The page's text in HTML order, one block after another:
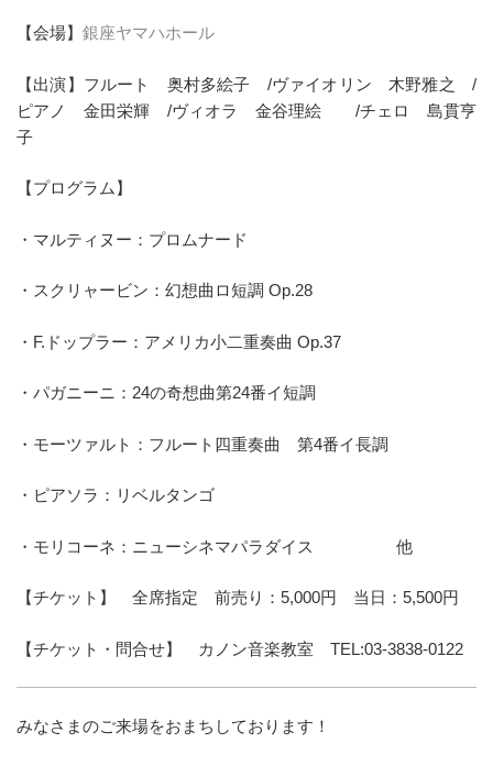
【会場】 銀座ヤマハホール
【出演】フルート 奥村多絵子 /ヴァイオリン 木野雅之 /
ピアノ 金田栄輝 /ヴィオラ 金谷理絵 /チェロ 島貫亨
子
【プログラム】
・マルティヌー：プロムナード
・スクリャービン：幻想曲ロ短調 Op.28
・F.ドップラー：アメリカ小二重奏曲 Op.37
・パガニーニ：24の奇想曲第24番イ短調
・モーツァルト：フルート四重奏曲 第4番イ長調
・ピアソラ：リベルタンゴ
・モリコーネ：ニューシネマパラダイス 他
【チケット】 全席指定 前売り：5,000円 当日：5,500円
【チケット・問合せ】 カノン音楽教室 TEL:03-3838-0122
みなさまのご来場をおまちしております！